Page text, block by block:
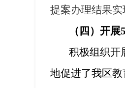
提案办理结果实
（四）开展5
积极组织开
地促进了我区教